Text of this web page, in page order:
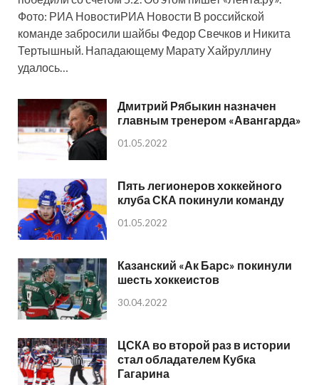
Фото: РИА НовостиРИА Новости В российской
команде забросили шайбы Федор Свечков и Никита
Тертышный. Нападающему Марату Хайруллину
удалось…
Дмитрий Рябыкин назначен
главным тренером «Авангарда»
01.05.2022
Пять легионеров хоккейного
клуба СКА покинули команду
01.05.2022
Казанский «Ак Барс» покинули
шесть хоккеистов
30.04.2022
ЦСКА во второй раз в истории
стал обладателем Кубка
Гагарина